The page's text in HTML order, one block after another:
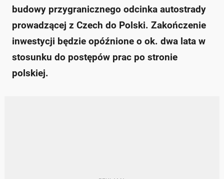
budowy przygranicznego odcinka autostrady
prowadzącej z Czech do Polski. Zakończenie
inwestycji będzie opóźnione o ok. dwa lata w
stosunku do postępów prac po stronie
polskiej.